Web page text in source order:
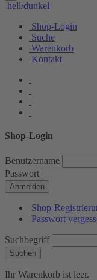
hell/dunkel
Shop-Login
Suche
Warenkorb
Kontakt
Shop-Login
Benutzername
Passwort
Anmelden
Shop-
Passwort
Suchbegriff
Suchen
Ihr Warenkorb ist leer.